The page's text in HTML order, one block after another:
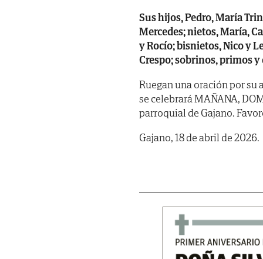
Sus hijos, Pedro, María
Mercedes; nietos, María,
y Rocío; bisnietos, Nico y
Crespo; sobrinos, primos
Ruegan una oración por su
se celebrará MAÑANA,
parroquial de Gajano.
Gajano, 18 de abril de 2026.